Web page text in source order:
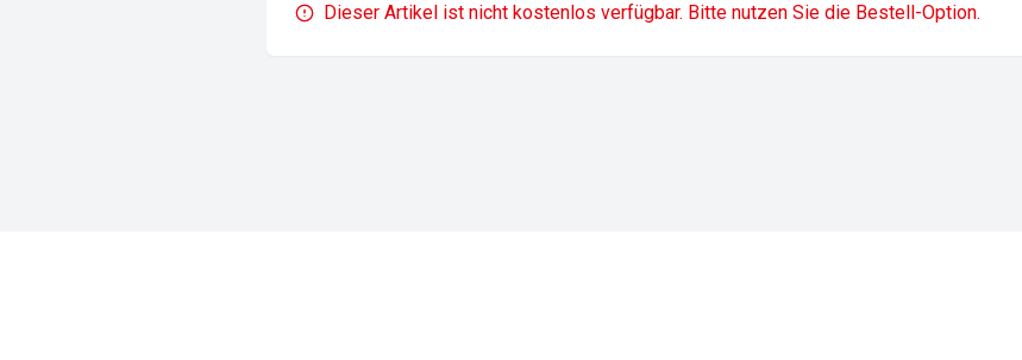
Dieser Artikel ist nicht kostenlos verfügbar. Bitte nutzen Sie die Bestell-Option.